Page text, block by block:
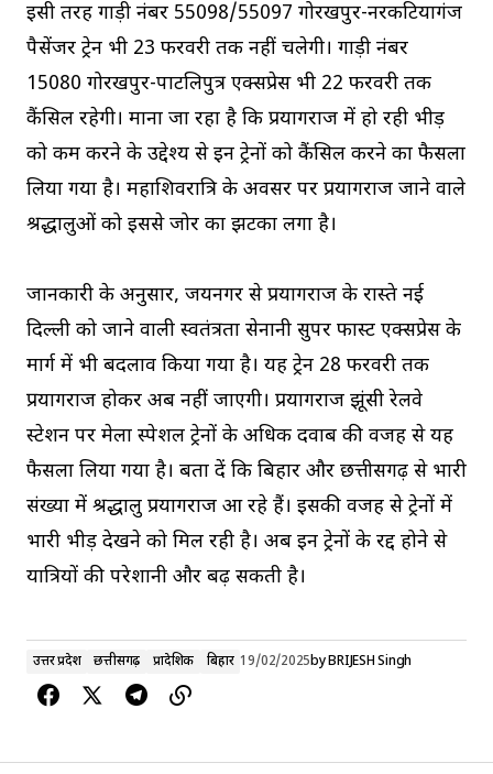
इसी तरह गाड़ी नंबर 55098/55097 गोरखपुर-नरकटियागंज
पैसेंजर ट्रेन भी 23 फरवरी तक नहीं चलेगी। गाड़ी नंबर
15080 गोरखपुर-पाटलिपुत्र एक्सप्रेस भी 22 फरवरी तक
कैंसिल रहेगी। माना जा रहा है कि प्रयागराज में हो रही भीड़
को कम करने के उद्देश्य से इन ट्रेनों को कैंसिल करने का फैसला
लिया गया है। महाशिवरात्रि के अवसर पर प्रयागराज जाने वाले
श्रद्धालुओं को इससे जोर का झटका लगा है।
जानकारी के अनुसार, जयनगर से प्रयागराज के रास्ते नई
दिल्ली को जाने वाली स्वतंत्रता सेनानी सुपर फास्ट एक्सप्रेस के
मार्ग में भी बदलाव किया गया है। यह ट्रेन 28 फरवरी तक
प्रयागराज होकर अब नहीं जाएगी। प्रयागराज झूंसी रेलवे
स्टेशन पर मेला स्पेशल ट्रेनों के अधिक दवाब की वजह से यह
फैसला लिया गया है। बता दें कि बिहार और छत्तीसगढ़ से भारी
संख्या में श्रद्धालु प्रयागराज आ रहे हैं। इसकी वजह से ट्रेनों में
भारी भीड़ देखने को मिल रही है। अब इन ट्रेनों के रद्द होने से
यात्रियों की परेशानी और बढ़ सकती है।
उत्तर प्रदेश छत्तीसगढ़ प्रादेशिक बिहार 19/02/2025byBRIJESH Singh